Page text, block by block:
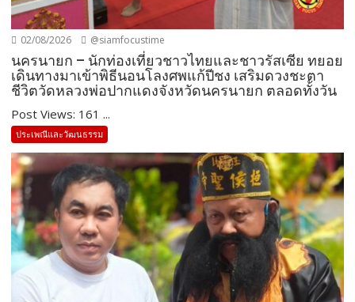
02/08/2026 @siamfocustime
นครนายก – นักท่องเที่ยวชาวไทยและชาวรัสเซีย ทยอย
เดินทางมาเข้าพิธีนอนโลงศพแก้ปีชง เสริมดวงชะตา
ชีวิตวัดหลวงพ่อปากแดงจังหวัดนครนายก ตลอดทั้งวัน
Post Views: 161 ...
ประเพณีและวัฒนธรรม